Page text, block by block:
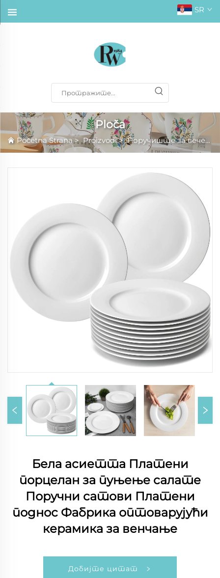
SR
Ploča
Početna Strana>Proizvodi>Поручиште за вечеру
Бела асиетта Платени
порцелан за пуњење салате
Поручни сатови Платени
поднос Фабрика оптоварујући
керамика за венчање
Добијте цитат